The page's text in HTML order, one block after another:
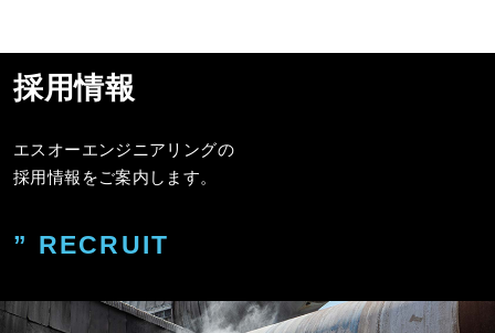
採用情報
エスオーエンジニアリングの
採用情報をご案内します。
” RECRUIT